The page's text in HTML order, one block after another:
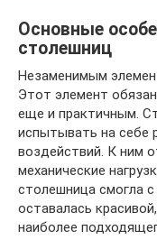
Основные
столешниц
Незаменимым
Этот элемент
еще и практичным.
испытывать на себе
воздействий. К ним
механические
столешница смогла
оставалась
наиболее